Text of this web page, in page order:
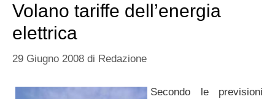
Volano tariffe dell’energia
elettrica
29 Giugno 2008 di Redazione
Secondo le previsioni